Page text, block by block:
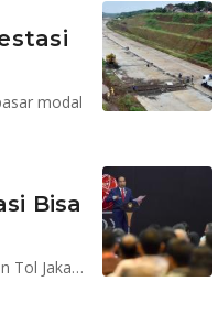
modal
Bisa
Jokowi menghadiri pencatatan KIK EBA Mandiri JSMR01-Surat Berharga Pendapatan Tol Jakarta-Bogor-Ciawi (Jagorawi)